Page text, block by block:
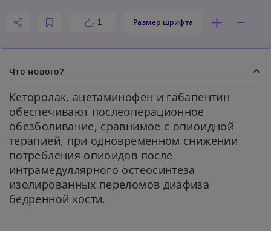
1 Размер шрифта
Что нового?
Кеторолак, ацетаминофен и габапентин
обеспечивают послеоперационное
обезболивание, сравнимое с опиоидной
терапией, при одновременном снижении
потребления опиоидов после
интрамедуллярного остеосинтеза
изолированных переломов диафиза
бедренной кости.